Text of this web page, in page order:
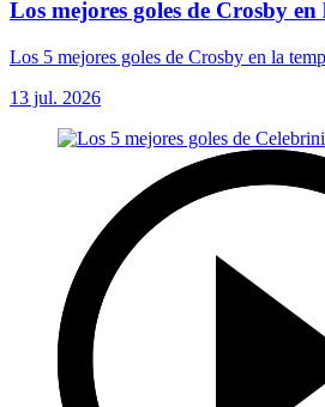
Los mejores goles de Crosby
Los 5 mejores goles de Crosby en la
13 jul. 2026